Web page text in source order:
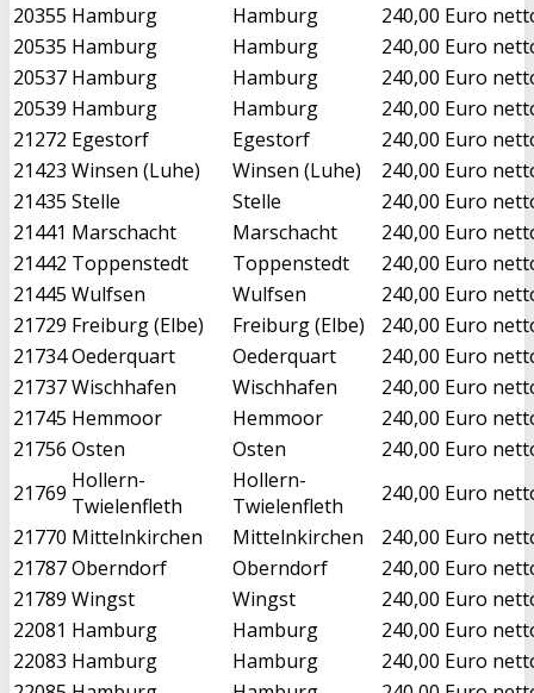
20355 Hamburg Hamburg
240,00 Euro
20535 Hamburg Hamburg
240,00 Euro
20537 Hamburg Hamburg
240,00 Euro
20539 Hamburg Hamburg
240,00 Euro
21272 Egestorf Egestorf
240,00 Euro
21423 Winsen (Luhe) Winsen (Luhe)
240,00 Euro
21435 Stelle Stelle
240,00 Euro
21441 Marschacht Marschacht
240,00 Euro
21442 Toppenstedt Toppenstedt
240,00 Euro
21445 Wulfsen Wulfsen
240,00 Euro
21729 Freiburg (Elbe) Freiburg (Elbe)
240,00 Euro
21734Oederquart Oederquart
240,00 Euro
21737Wischhafen Wischhafen
240,00 Euro
21745 Hemmoor Hemmoor
240,00 Euro
21756 Osten Osten
240,00 Euro
21769 Hollern-
Twielenfleth
Hollern-
Twielenfleth
240,00 Euro
21770 Mittelnkirchen Mittelnkirchen
240,00 Euro
21787Oberndorf Oberndorf
240,00 Euro
21789 Wingst Wingst
240,00 Euro
22081 Hamburg Hamburg
240,00 Euro
22083 Hamburg Hamburg
240,00 Euro